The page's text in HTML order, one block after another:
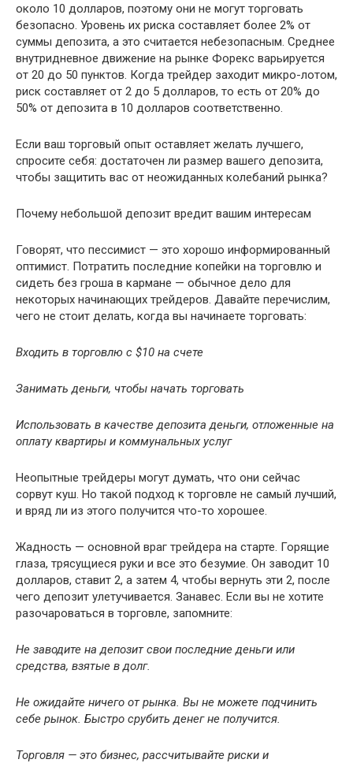
около 10 долларов, поэтому они не могут торговать
безопасно. Уровень их риска составляет более 2% от
суммы депозита, а это считается небезопасным. Среднее
внутридневное движение на рынке Форекс варьируется
от 20 до 50 пунктов. Когда трейдер заходит микро-лотом,
риск составляет от 2 до 5 долларов, то есть от 20% до
50% от депозита в 10 долларов соответственно.
Если ваш торговый опыт оставляет желать лучшего,
спросите себя: достаточен ли размер вашего депозита,
чтобы защитить вас от неожиданных колебаний рынка?
Почему небольшой депозит вредит вашим интересам
Говорят, что пессимист — это хорошо информированный
оптимист. Потратить последние копейки на торговлю и
сидеть без гроша в кармане — обычное дело для
некоторых начинающих трейдеров. Давайте перечислим,
чего не стоит делать, когда вы начинаете торговать:
Входить в торговлю с $10 на счете
Занимать деньги, чтобы начать торговать
Использовать в качестве депозита деньги, отложенные на
оплату квартиры и коммунальных услуг
Неопытные трейдеры могут думать, что они сейчас
сорвут куш. Но такой подход к торговле не самый лучший,
и вряд ли из этого получится что-то хорошее.
Жадность — основной враг трейдера на старте. Горящие
глаза, трясущиеся руки и все это безумие. Он заводит 10
долларов, ставит 2, а затем 4, чтобы вернуть эти 2, после
чего депозит улетучивается. Занавес. Если вы не хотите
разочароваться в торговле, запомните:
Не заводите на депозит свои последние деньги или
средства, взятые в долг.
Не ожидайте ничего от рынка. Вы не можете подчинить
себе рынок. Быстро срубить денег не получится.
Торговля — это бизнес, рассчитывайте риски и